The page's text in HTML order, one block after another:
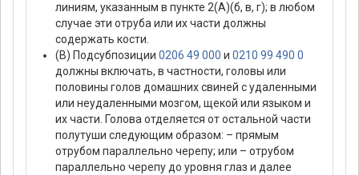
линиям, указанным в пункте 2(А)(б, в, г); в любом
случае эти отруба или их части должны
содержать кости.
(В) Подсубпозиции 0206 49 000 и 0210 99 490 0
должны включать, в частности, головы или
половины голов домашних свиней с удаленными
или неудаленными мозгом, щекой или языком и
их части. Голова отделяется от остальной части
полутуши следующим образом: – прямым
отрубом параллельно черепу; или – отрубом
параллельно черепу до уровня глаз и далее